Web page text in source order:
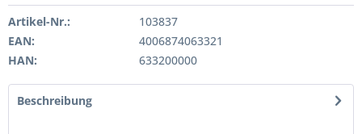
Artikel-Nr.:
103837
EAN:
4006874063321
HAN:
633200000
Beschreibung